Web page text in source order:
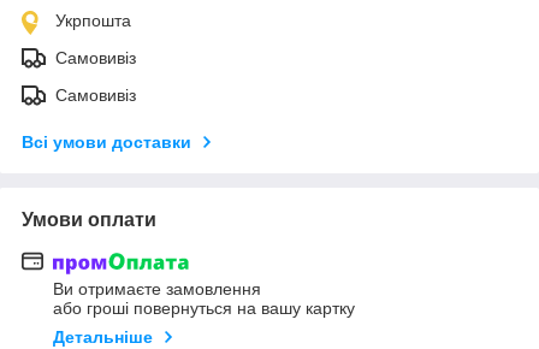
Укрпошта
Самовивіз
Самовивіз
Всі умови доставки
Умови оплати
Ви отримаєте замовлення
або гроші повернуться на вашу картку
Детальніше